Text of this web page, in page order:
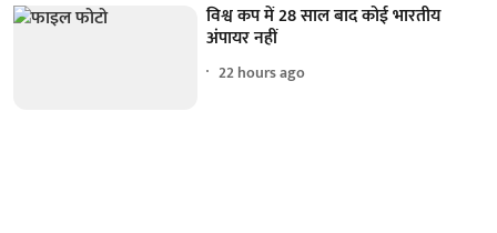
विश्व कप में 28 साल बाद कोई भारतीय
अंपायर नहीं
22 hours ago